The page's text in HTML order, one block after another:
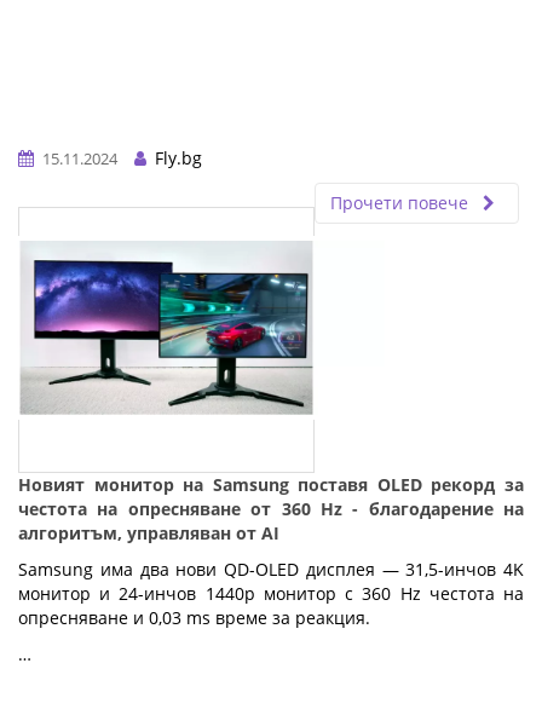
15.11.2024
Fly.bg
Прочети повече
Новият монитор на Samsung поставя OLED рекорд за
честота на опресняване от 360 Hz - благодарение на
алгоритъм, управляван от AI
Samsung има два нови QD-OLED дисплея — 31,5-инчов 4K
монитор и 24-инчов 1440p монитор с 360 Hz честота на
опресняване и 0,03 ms време за реакция.
…